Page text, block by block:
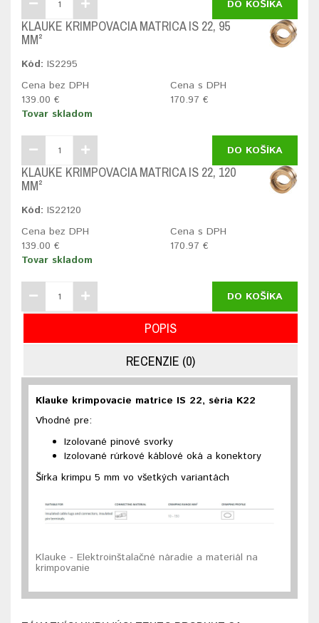
DO KOŠÍKA
KLAUKE KRIMPOVACIA MATRICA IS 22, 95
MM²
Kód: IS2295
Cena bez DPH
139.00 €
Cena s DPH
170.97 €
Tovar skladom
DO KOŠÍKA
KLAUKE KRIMPOVACIA MATRICA IS 22, 120
MM²
Kód: IS22120
Cena bez DPH
139.00 €
Cena s DPH
170.97 €
Tovar skladom
DO KOŠÍKA
POPIS
RECENZIE (0)
Klauke krimpovacie matrice IS 22, séria K22
Vhodné pre:
Izolované pinové svorky
Izolované rúrkové káblové oká a konektory
Šírka krimpu 5 mm vo všetkých variantách
Klauke - Elektroinštalačné náradie a materiál na
krimpovanie